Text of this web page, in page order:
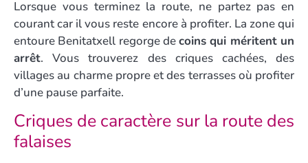
Lorsque vous terminez la route, ne partez pas en
courant car il vous reste encore à profiter. La zone qui
entoure Benitatxell regorge decoins qui méritent un
arrêt. Vous trouverez des criques cachées, des
villages au charme propre et des terrasses où profiter
d’une pause parfaite.
Criques de caractère sur la route des
falaises